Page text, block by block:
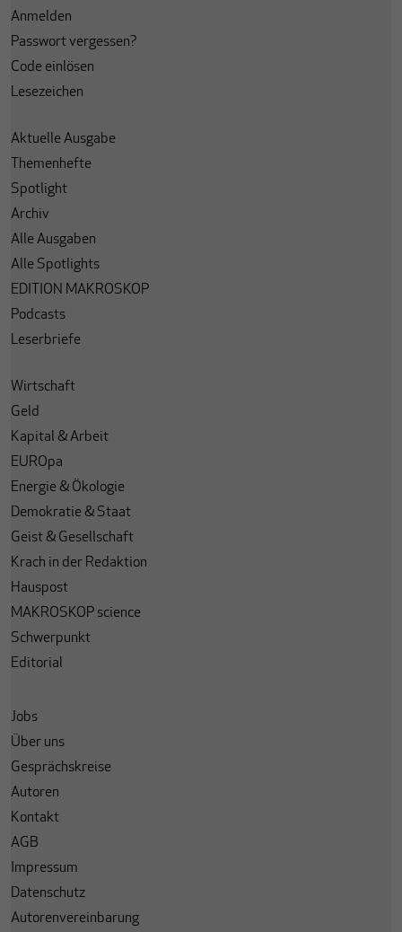
Anmelden
Passwort vergessen?
Code einlösen
Lesezeichen
Aktuelle Ausgabe
Themenhefte
Spotlight
Archiv
Alle Ausgaben
Alle Spotlights
EDITION MAKROSKOP
Podcasts
Leserbriefe
Wirtschaft
Geld
Kapital & Arbeit
EUROpa
Energie & Ökologie
Demokratie & Staat
Geist & Gesellschaft
Krach in der Redaktion
Hauspost
MAKROSKOP science
Schwerpunkt
Editorial
Jobs
Über uns
Gesprächskreise
Autoren
Kontakt
AGB
Impressum
Datenschutz
Autorenvereinbarung